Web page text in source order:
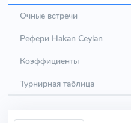
Очные встречи
Рефери Hakan Ceylan
Коэффициенты
Турнирная таблица